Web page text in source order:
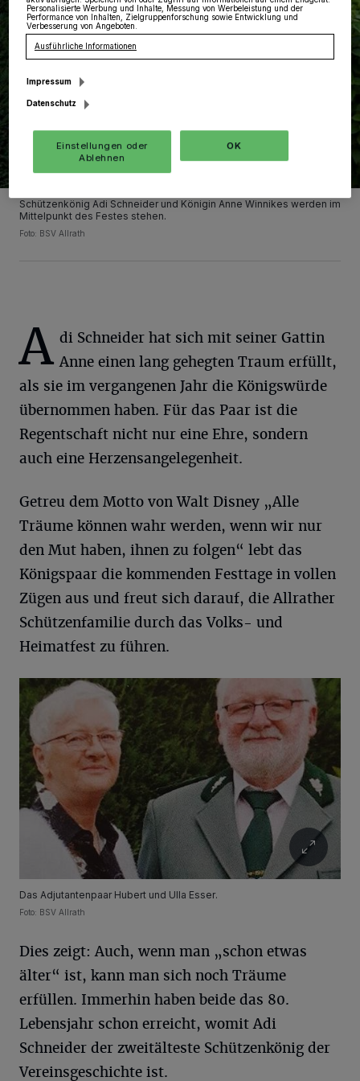
Schützenkönig Adi Schneider und Königin Anne Winnikes werden im
Mittelpunkt des Festes stehen.
Foto: BSV Allrath
A di Schneider hat sich mit seiner Gattin
Anne einen lang gehegten Traum erfüllt,
als sie im vergangenen Jahr die Königswürde
übernommen haben. Für das Paar ist die
Regentschaft nicht nur eine Ehre, sondern
auch eine Herzensangelegenheit.
Getreu dem Motto von Walt Disney „Alle
Träume können wahr werden, wenn wir nur
den Mut haben, ihnen zu folgen“ lebt das
Königspaar die kommenden Festtage in vollen
Zügen aus und freut sich darauf, die Allrather
Schützenfamilie durch das Volks- und
Heimatfest zu führen.
Das Adjutantenpaar Hubert und Ulla Esser.
Foto: BSV Allrath
Dies zeigt: Auch, wenn man „schon etwas
älter“ ist, kann man sich noch Träume
erfüllen. Immerhin haben beide das 80.
Lebensjahr schon erreicht, womit Adi
Schneider der zweitälteste Schützenkönig der
Vereinsgeschichte ist.
Personalisierte Werbung und Inhalte, Messung von Werbeleistung und der
Performance von Inhalten, Zielgruppenforschung sowie Entwicklung und
Verbesserung von Angeboten.
Ausführliche Informationen
Impressum
Datenschutz
Einstellungen oder
Ablehnen
OK